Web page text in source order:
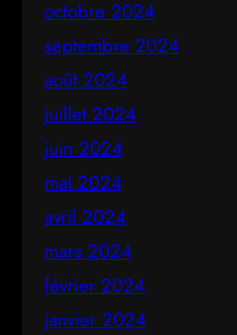
octobre 2024
septembre 2024
août 2024
juillet 2024
juin 2024
mai 2024
avril 2024
mars 2024
février 2024
janvier 2024